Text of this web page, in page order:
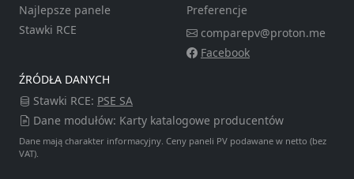
Najlepsze panele
Stawki RCE
Preferencje
comparepv@proton.me
Facebook
ŹRÓDŁA DANYCH
Stawki RCE: PSE SA
Dane modułów: Karty katalogowe producentów
Dane mają charakter informacyjny. Ceny paneli PV podawane w netto (bez
VAT).